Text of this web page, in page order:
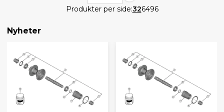
Produkter per side:326496
Nyheter